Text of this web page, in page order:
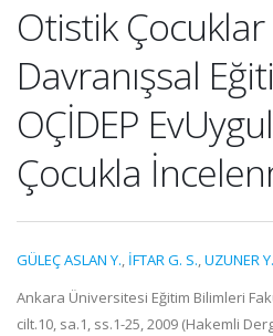
Otistik Çocuklar
Davranışsal
OÇİDEP
Çocukla
GÜLEÇ ASLAN Y., İFTAR G. S.,UZUNER Y.
Ankara Üniversitesi Eğitim Bilimleri
cilt.10, sa.1, ss.1-25, 2009 (Hakemli